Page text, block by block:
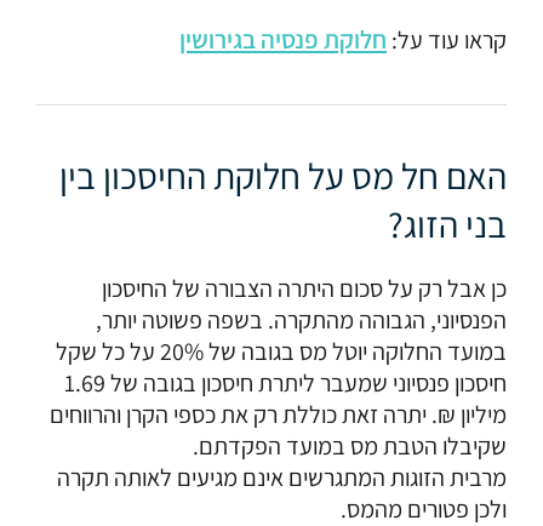
קראו עוד על: חלוקת פנסיה בגירושין
האם חל מס על חלוקת החיסכון בין
בני הזוג?
כן אבל רק על סכום היתרה הצבורה של החיסכון
הפנסיוני, הגבוהה מהתקרה. בשפה פשוטה יותר,
במועד החלוקה יוטל מס בגובה של 20% על כל שקל
חיסכון פנסיוני שמעבר ליתרת חיסכון בגובה של 1.69
מיליון ₪. יתרה זאת כוללת רק את כספי הקרן והרווחים
שקיבלו הטבת מס במועד הפקדתם.
מרבית הזוגות המתגרשים אינם מגיעים לאותה תקרה
ולכן פטורים מהמס.